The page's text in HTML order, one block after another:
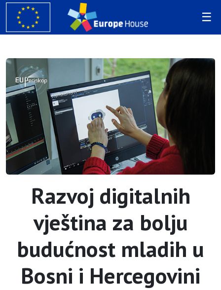
Razvoj digitalnih
vještina za bolju
budućnost mladih u
Bosni i Hercegovini